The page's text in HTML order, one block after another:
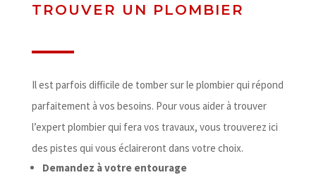
TROUVER UN PLOMBIER
Il est parfois difficile de tomber sur le plombier qui répond
parfaitement à vos besoins. Pour vous aider à trouver
l’expert plombier qui fera vos travaux, vous trouverez ici
des pistes qui vous éclaireront dans votre choix.
Demandez à votre entourage